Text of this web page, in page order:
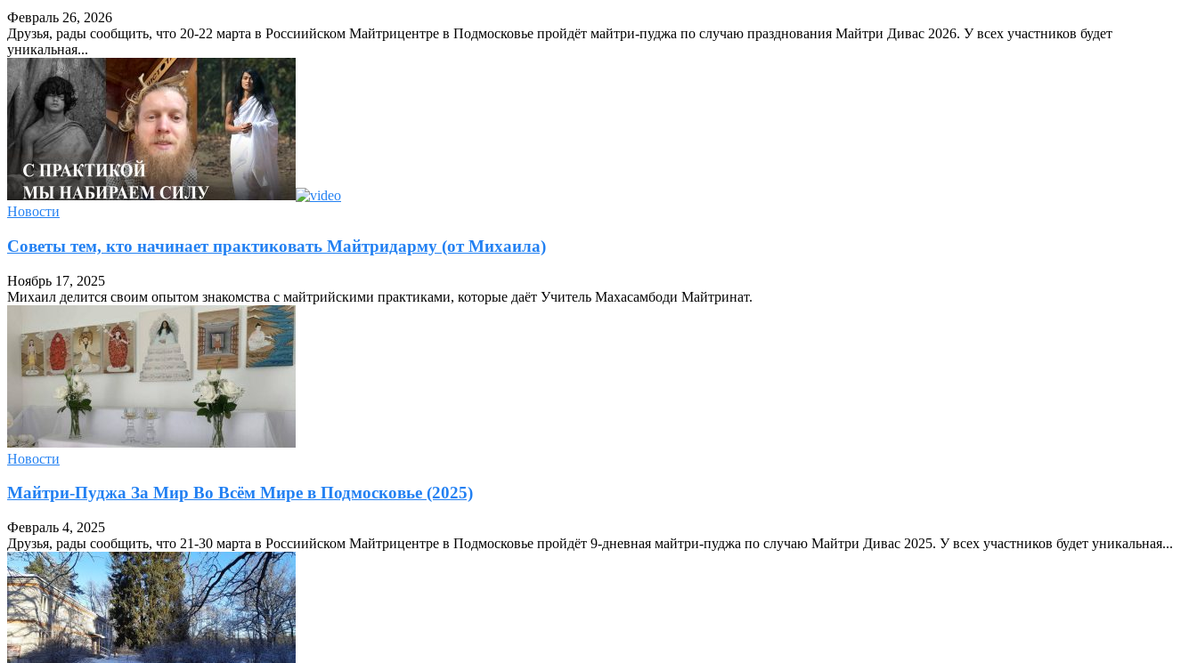
Февраль 26, 2026
Друзья, рады сообщить, что 20-22 марта в Россиийском Майтрицентре в Подмосковье пройдёт майтри-пуджа по случаю празднования Майтри Дивас 2026. У всех участников будет
уникальная...
Новости
Советы тем, кто начинает практиковать Майтридарму (от Михаила)
Ноябрь 17, 2025
Михаил делится своим опытом знакомства с майтрийскими практиками, которые даёт Учитель Махасамбоди Майтринат.
Новости
Майтри-Пуджа За Мир Во Всём Мире в Подмосковье (2025)
Февраль 4, 2025
Друзья, рады сообщить, что 21-30 марта в Россиийском Майтрицентре в Подмосковье пройдёт 9-дневная майтри-пуджа по случаю Майтри Дивас 2025. У всех участников будет уникальная...